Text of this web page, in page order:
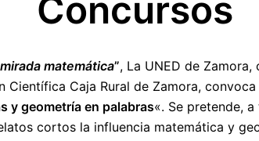
Concursos
matemática”, La UNED de
Científica Caja Rural de Zamora,
y geometría en palabras«. Se pretende,
cortos la influencia matemática y